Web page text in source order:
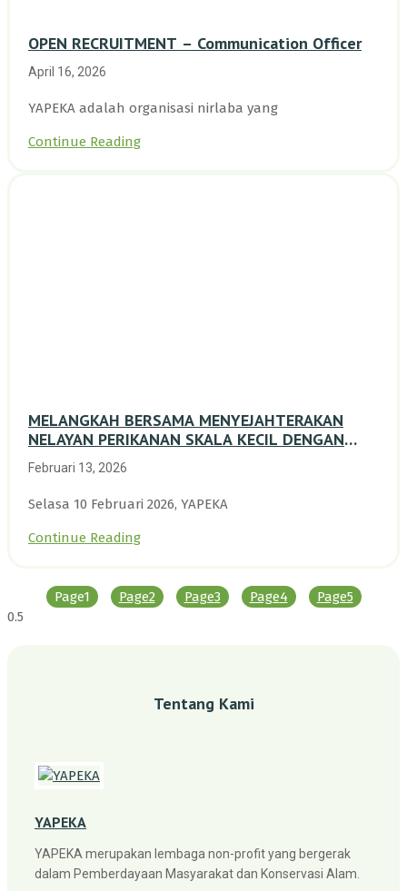
OPEN RECRUITMENT – Communication Officer
April 16, 2026
YAPEKA adalah organisasi nirlaba yang
Continue Reading
MELANGKAH BERSAMA MENYEJAHTERAKAN
NELAYAN PERIKANAN SKALA KECIL DENGAN
TRANSISI BERKELANJUTAN BERBASIS ALAM
Februari 13, 2026
Selasa 10 Februari 2026, YAPEKA
Continue Reading
Page1 Page2 Page3 Page4 Page5
Tentang Kami
YAPEKA
YAPEKA merupakan lembaga non-profit yang bergerak
dalam Pemberdayaan Masyarakat dan Konservasi Alam.